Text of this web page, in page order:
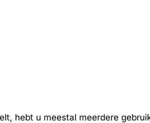
hebt u meestal meerdere